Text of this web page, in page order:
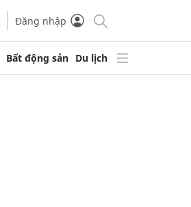
Đăng nhập
Bất động sản Du lịch